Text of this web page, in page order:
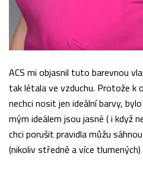
ACS mi objasnil tuto barevnou
tak létala ve vzduchu. Protože k
nechci nosit jen ideální barvy,
mým ideálem jsou jasné ( i když
chci porušit pravidla můžu
(nikoliv středně a více tlumených)